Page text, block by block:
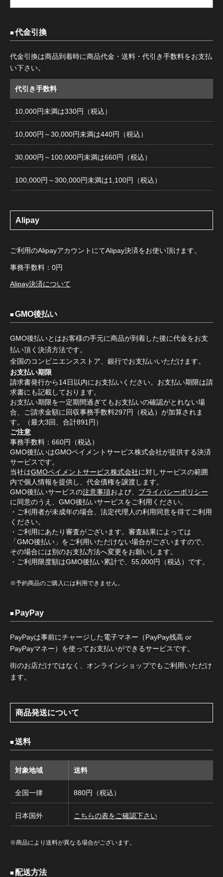
代金引換
代金引換は商品到着時に商品代金・送料・代引き手数料をお支払
い下さい。
代引き手数料
10,000円未満は330円（税込）
10,000円～30,000円未満は440円（税込）
30,000円～100,000円未満は660円（税込）
100,000円～300,000円未満は1,100円（税込）
Alipay
ご利用のAlipayアカウントにてAlipay決済をお使い頂けます。
事務手数料：0円
Alipay決済について
GMO後払い
GMO後払いとはお客様の手元に商品が到着した後に代金をお支
払い頂く決済方法です。
全国のコンビニエンスストア、銀行でお支払いいただけます。
お支払い期限
請求書発行から14日以内にお支払いください。お支払い期限は請
求書にも記載しております。
お支払い期限を一定期間過ぎてもお支払いの確認がとれない場
合、ご請求金額に回収事務手数料297円（税込）が加算されま
す。（最大3回、合計891円）
ご注意
事務手数料：660円（税込）
GMO後払いはGMOペイメントサービス株式会社が提供する決済
サービスです。
当社はGMOペイメントサービス株式会社に対しサービスの範囲
内で個人情報を提供し、代金債権を譲渡します。
GMO後払いサービスの注意事項および、 プライバシーポリシー
に同意のうえ、GMO後払いサービスをご利用ください。
・ご利用者が未成年の場合、法定代理人の利用同意を得てご利用
ください。
・ご利用にあたり審査がございます。審査結果によっては
「GMO後払い」をご利用いただけない場合がございますので、
その場合には別のお支払方法へ変更をお願いします。
・ご利用限度額はGMO後払い累計で、55,000円（税込）です。
※予約商品のご購入には利用できません。
PayPay
PayPayは事前にチャージした電子マネー（PayPay残高 or
PayPayマネー）を使ってお支払いができるサービスです。
街のお店だけではなく、オンラインショップでもご利用いただけ
ます。
商品発送について
送料
対象地域 送料
全国一律 880円（税込）
日本国外 こちらの表をご確認下さい
※商品により送料が異なる場合がございます。
配送方法